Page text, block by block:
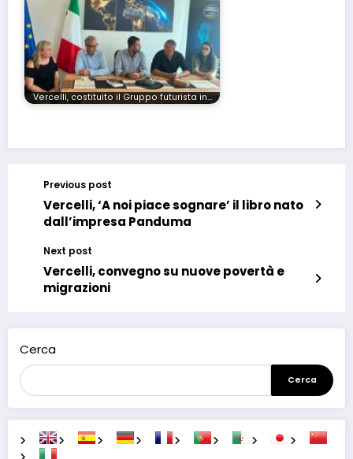
Vercelli, costituito il Gruppo futurista in…
Previous post
Vercelli, ‘A noi piace sognare’ il libro nato
dall’impresa Panduma
Next post
Vercelli, convegno su nuove povertà e
migrazioni
Cerca
Cerca